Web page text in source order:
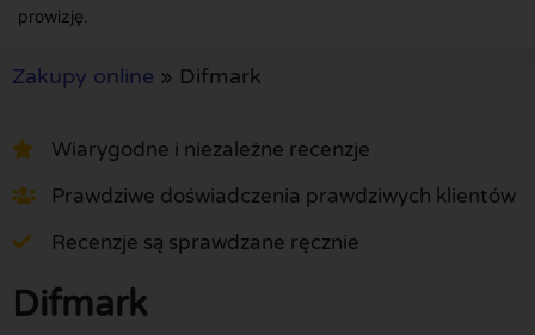
prowizję.
Zakupy online » Difmark
Wiarygodne i niezależne recenzje
Prawdziwe doświadczenia prawdziwych klientów
Recenzje są sprawdzane ręcznie
Difmark